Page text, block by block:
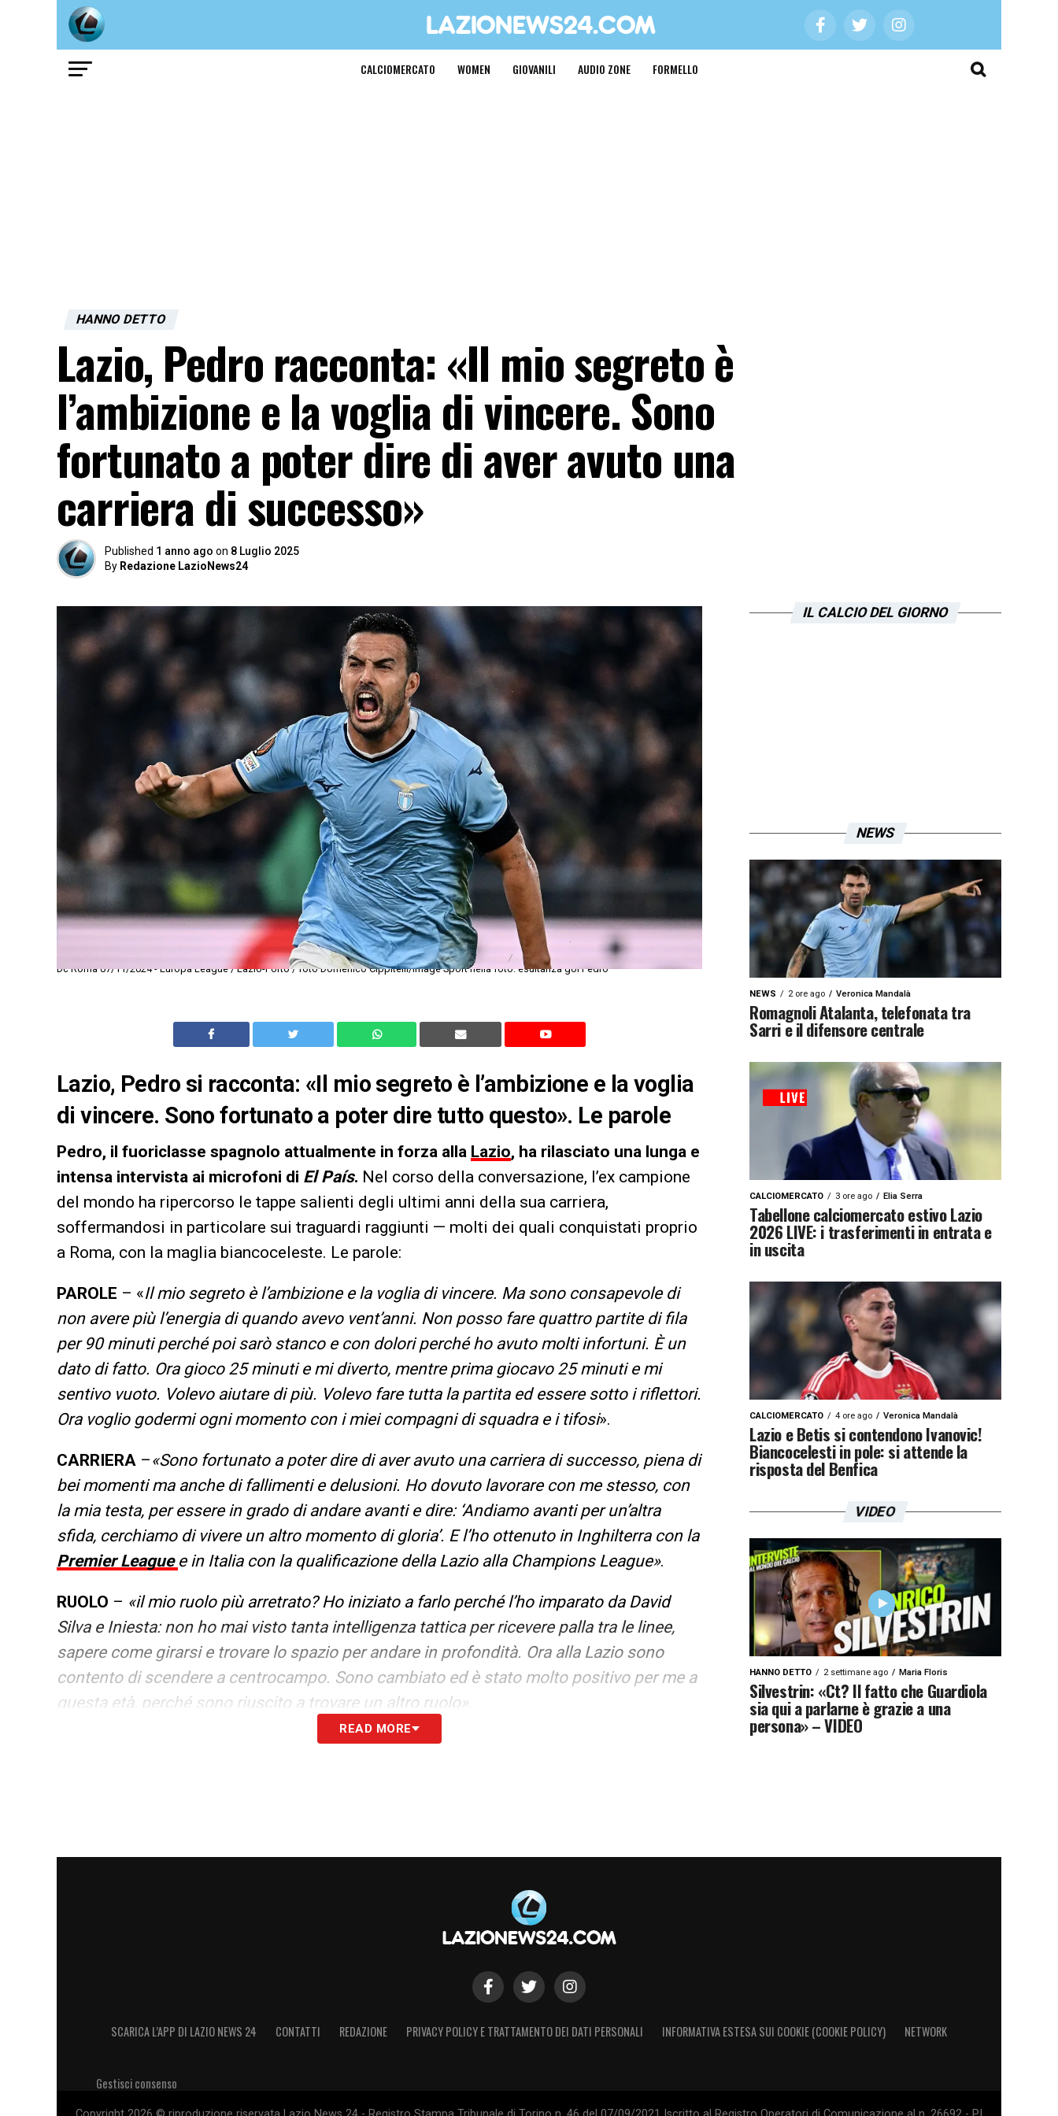
CALCIOMERCATO WOMEN GIOVANILI AUDIO ZONE FORMELLO
HANNO DETTO
Lazio, Pedro racconta: «Il mio segreto è
l’ambizione e la voglia di vincere. Sono
fortunato a poter dire di aver avuto una
carriera di successo»
Published 1 anno ago on 8 Luglio 2025
By Redazione LazioNews24
Dc Roma 07/11/2024 - Europa League / Lazio-Porto / foto Domenico Cippitelli/Image Sport nella foto: esultanza gol Pedro
Lazio, Pedro si racconta: «Il mio segreto è l’ambizione e la voglia
di vincere. Sono fortunato a poter dire tutto questo». Le parole
Pedro, il fuoriclasse spagnolo attualmente in forza alla Lazio, ha rilasciato una lunga e
intensa intervista ai microfoni di El País. Nel corso della conversazione, l’ex campione
del mondo ha ripercorso le tappe salienti degli ultimi anni della sua carriera,
soffermandosi in particolare sui traguardi raggiunti — molti dei quali conquistati proprio
a Roma, con la maglia biancoceleste. Le parole:
PAROLE – «Il mio segreto è l’ambizione e la voglia di vincere. Ma sono consapevole di
non avere più l’energia di quando avevo vent’anni. Non posso fare quattro partite di fila
per 90 minuti perché poi sarò stanco e con dolori perché ho avuto molti infortuni. È un
dato di fatto. Ora gioco 25 minuti e mi diverto, mentre prima giocavo 25 minuti e mi
sentivo vuoto. Volevo aiutare di più. Volevo fare tutta la partita ed essere sotto i riflettori.
Ora voglio godermi ogni momento con i miei compagni di squadra e i tifosi».
CARRIERA –«Sono fortunato a poter dire di aver avuto una carriera di successo, piena di
bei momenti ma anche di fallimenti e delusioni. Ho dovuto lavorare con me stesso, con
la mia testa, per essere in grado di andare avanti e dire: ‘Andiamo avanti per un’altra
sfida, cerchiamo di vivere un altro momento di gloria’. E l’ho ottenuto in Inghilterra con la
Premier League e in Italia con la qualificazione della Lazio alla Champions League».
RUOLO – «il mio ruolo più arretrato? Ho iniziato a farlo perché l’ho imparato da David
Silva e Iniesta: non ho mai visto tanta intelligenza tattica per ricevere palla tra le linee,
sapere come girarsi e trovare lo spazio per andare in profondità. Ora alla Lazio sono
contento di scendere a centrocampo. Sono cambiato ed è stato molto positivo per me a
questa età, perché sono riuscito a trovare un altro ruolo»
READ MORE
IL CALCIO DEL GIORNO
NEWS
NEWS 2 ore ago Veronica Mandalà
Romagnoli Atalanta, telefonata tra
Sarri e il difensore centrale
CALCIOMERCATO 3 ore ago Elia Serra
Tabellone calciomercato estivo Lazio
2026 LIVE: i trasferimenti in entrata e
in uscita
CALCIOMERCATO 4 ore ago Veronica Mandalà
Lazio e Betis si contendono Ivanovic!
Biancocelesti in pole: si attende la
risposta del Benfica
VIDEO
HANNO DETTO 2 settimane ago Maria Floris
Silvestrin: «Ct? Il fatto che Guardiola
sia qui a parlarne è grazie a una
persona» – VIDEO
SCARICA L’APP DI LAZIO NEWS 24 CONTATTI REDAZIONE PRIVACY POLICY E TRATTAMENTO DEI DATI PERSONALI INFORMATIVA ESTESA SUI COOKIE (COOKIE POLICY) NETWORK
Gestisci consenso